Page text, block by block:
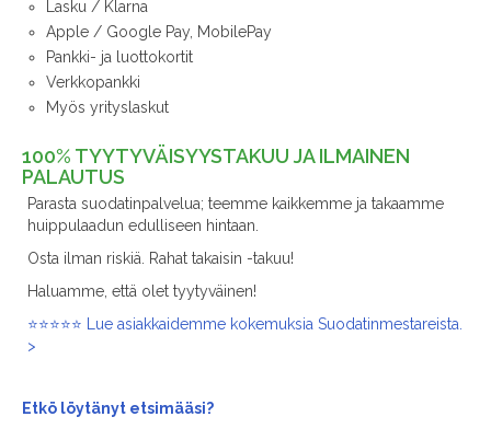
Lasku / Klarna
Apple / Google Pay, MobilePay
Pankki- ja luottokortit
Verkkopankki
Myös yrityslaskut
100% TYYTYVÄISYYSTAKUU JA ILMAINEN
PALAUTUS
Parasta suodatinpalvelua; teemme kaikkemme ja takaamme
huippulaadun edulliseen hintaan.
Osta ilman riskiä. Rahat takaisin -takuu!
Haluamme, että olet tyytyväinen!
⭐⭐⭐⭐⭐ Lue asiakkaidemme kokemuksia Suodatinmestareista.
>
Etkö löytänyt etsimääsi?